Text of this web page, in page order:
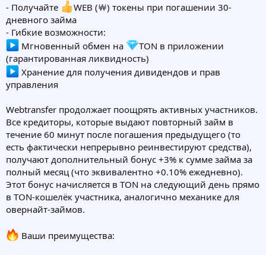
- Получайте
WEB (￦) токены при погашении 30-
дневного займа
- Гибкие возможности:
Мгновенный обмен на
TON в приложении
(гарантированная ликвидность)
Хранение для получения дивидендов и прав
управления
Webtransfer продолжает поощрять активных участников.
Все кредиторы, которые выдают повторный займ в
течение 60 минут после погашения предыдущего (то
есть фактически непрерывно реинвестируют средства),
получают дополнительный бонус +3% к сумме займа за
полный месяц (что эквивалентно +0.10% ежедневно).
Этот бонус начисляется в TON на следующий день прямо
в TON-кошелёк участника, аналогично механике для
овернайт-займов.
Ваши преимущества: